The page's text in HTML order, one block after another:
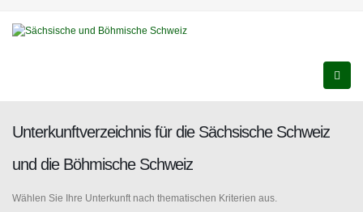
Unterkunftverzeichnis für die Sächsische Schweiz
und die Böhmische Schweiz
Wählen Sie Ihre Unterkunft nach thematischen Kriterien aus.